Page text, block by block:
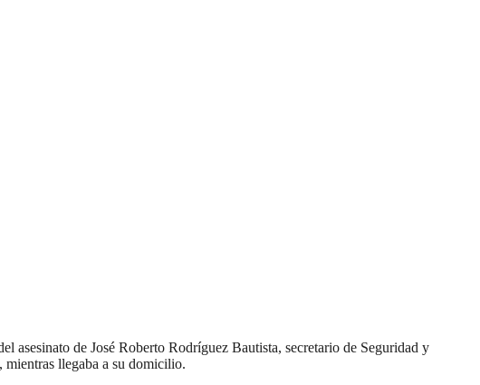
asesinato de José Roberto Rodríguez Bautista, secretario de Seguridad y
llegaba a su domicilio.